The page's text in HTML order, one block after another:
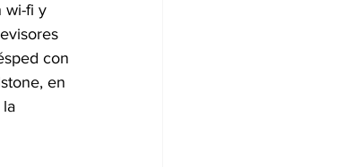
wi-fi y
con
en